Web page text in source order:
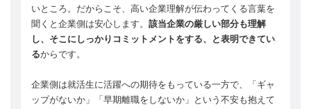
いところ。だからこそ、高い企業理解が伝わってくる言葉を
聞くと企業側は安心します。 該当企業の厳しい部分も理解
し、そこにしっかりコミットメントをする、と表明できてい
るからです。
企業側は就活生に活躍への期待をもっている一方で、「ギャ
ップがないか」「早期離職をしないか」という不安も抱えて